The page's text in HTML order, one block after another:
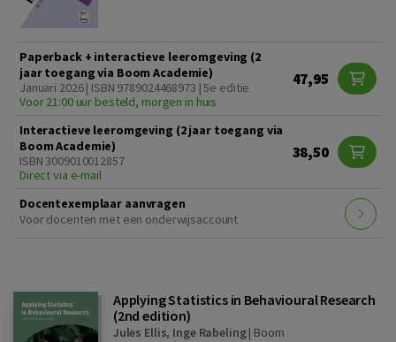
Paperback + interactieve leeromgeving (2
jaar toegang via Boom Academie)
Januari 2026 | ISBN 9789024468973 | 5e editie
Voor 21:00 uur besteld, morgen in huis
47,95
Interactieve leeromgeving (2 jaar toegang via
Boom Academie)
ISBN 3009010012857
Direct via e-mail
38,50
Docentexemplaar aanvragen
Voor docenten met een onderwijsaccount
Applying Statistics in Behavioural Research
(2nd edition)
Jules Ellis, Inge Rabeling| Boom